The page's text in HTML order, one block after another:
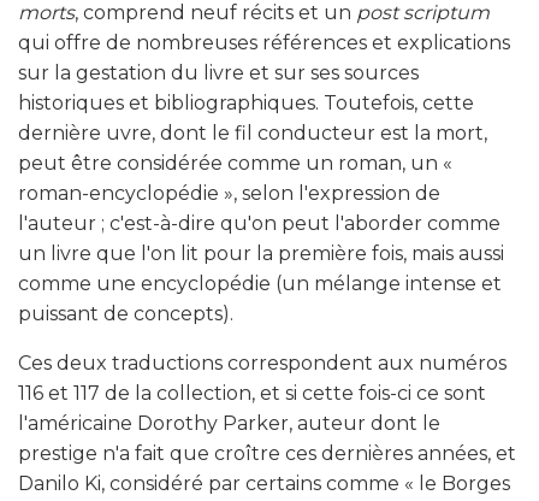
morts, comprend neuf récits et un post scriptum
qui offre de nombreuses références et explications
sur la gestation du livre et sur ses sources
historiques et bibliographiques. Toutefois, cette
dernière uvre, dont le fil conducteur est la mort,
peut être considérée comme un roman, un «
roman-encyclopédie », selon l'expression de
l'auteur ; c'est-à-dire qu'on peut l'aborder comme
un livre que l'on lit pour la première fois, mais aussi
comme une encyclopédie (un mélange intense et
puissant de concepts).
Ces deux traductions correspondent aux numéros
116 et 117 de la collection, et si cette fois-ci ce sont
l'américaine Dorothy Parker, auteur dont le
prestige n'a fait que croître ces dernières années, et
Danilo Ki, considéré par certains comme « le Borges